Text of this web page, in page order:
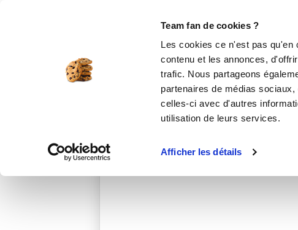
Team fan de cookies ?
Les cookies ce n'est pas
contenu et les annonces,
trafic. Nous partageons
partenaires de médias
celles-ci avec d'autres
utilisation de leurs services.
Afficher les détails